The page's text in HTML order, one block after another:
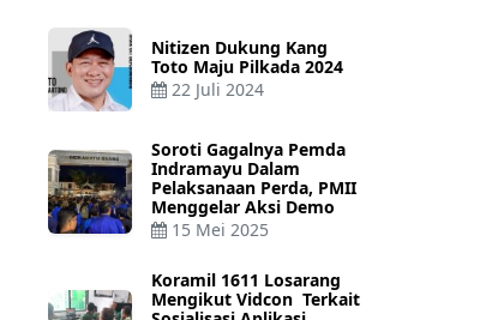
Nitizen Dukung Kang
Toto Maju Pilkada 2024
22 Juli 2024
Soroti Gagalnya Pemda
Indramayu Dalam
Pelaksanaan Perda, PMII
Menggelar Aksi Demo
15 Mei 2025
Koramil 1611 Losarang
Mengikut Vidcon Terkait